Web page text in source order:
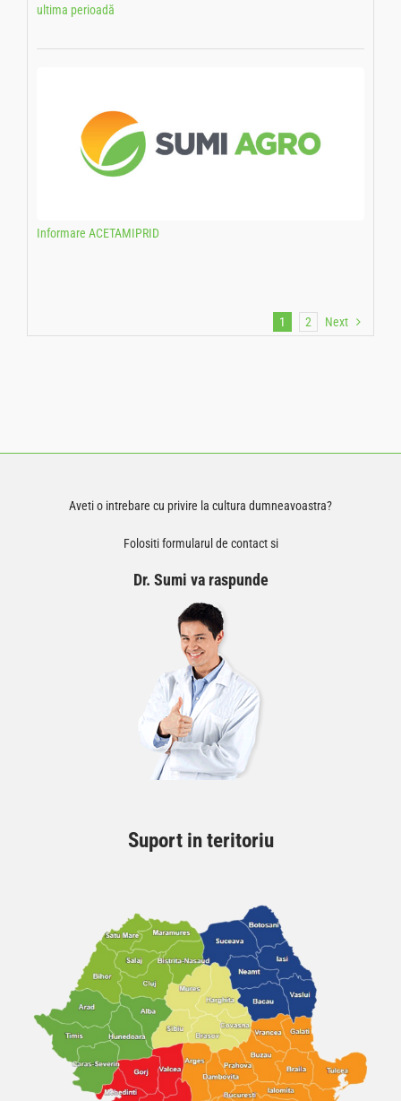
ultima perioadă
Informare ACETAMIPRID
1 2 Next
Aveti o intrebare cu privire la cultura dumneavoastra?
Folositi formularul de contact si
Dr. Sumi va raspunde
Suport in teritoriu